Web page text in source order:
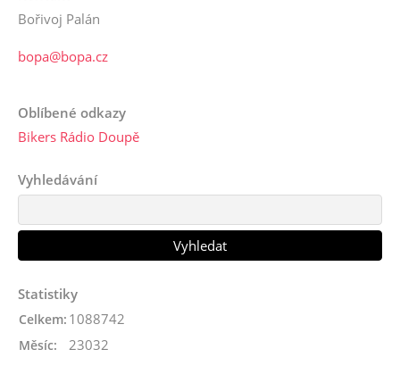
Bořivoj Palán
bopa@bopa.cz
Oblíbené odkazy
Bikers Rádio Doupě
Vyhledávání
Statistiky
Celkem: 1088742
Měsíc: 23032